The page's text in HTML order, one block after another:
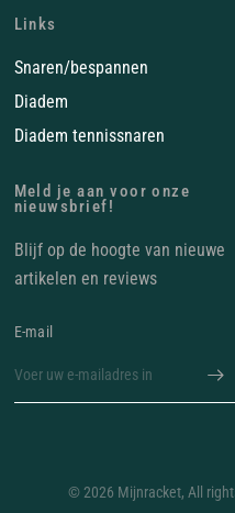
Links
Snaren/bespannen
Diadem
Diadem tennissnaren
Meld je aan voor onze
nieuwsbrief!
Blijf op de hoogte van nieuwe
artikelen en reviews
E‑mail
© 2026 Mijnracket, All